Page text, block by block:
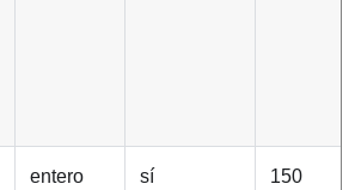
entero sí 150